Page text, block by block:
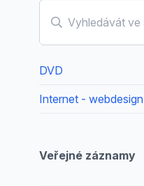
DVD
Internet - webdesign
Veřejné záznamy